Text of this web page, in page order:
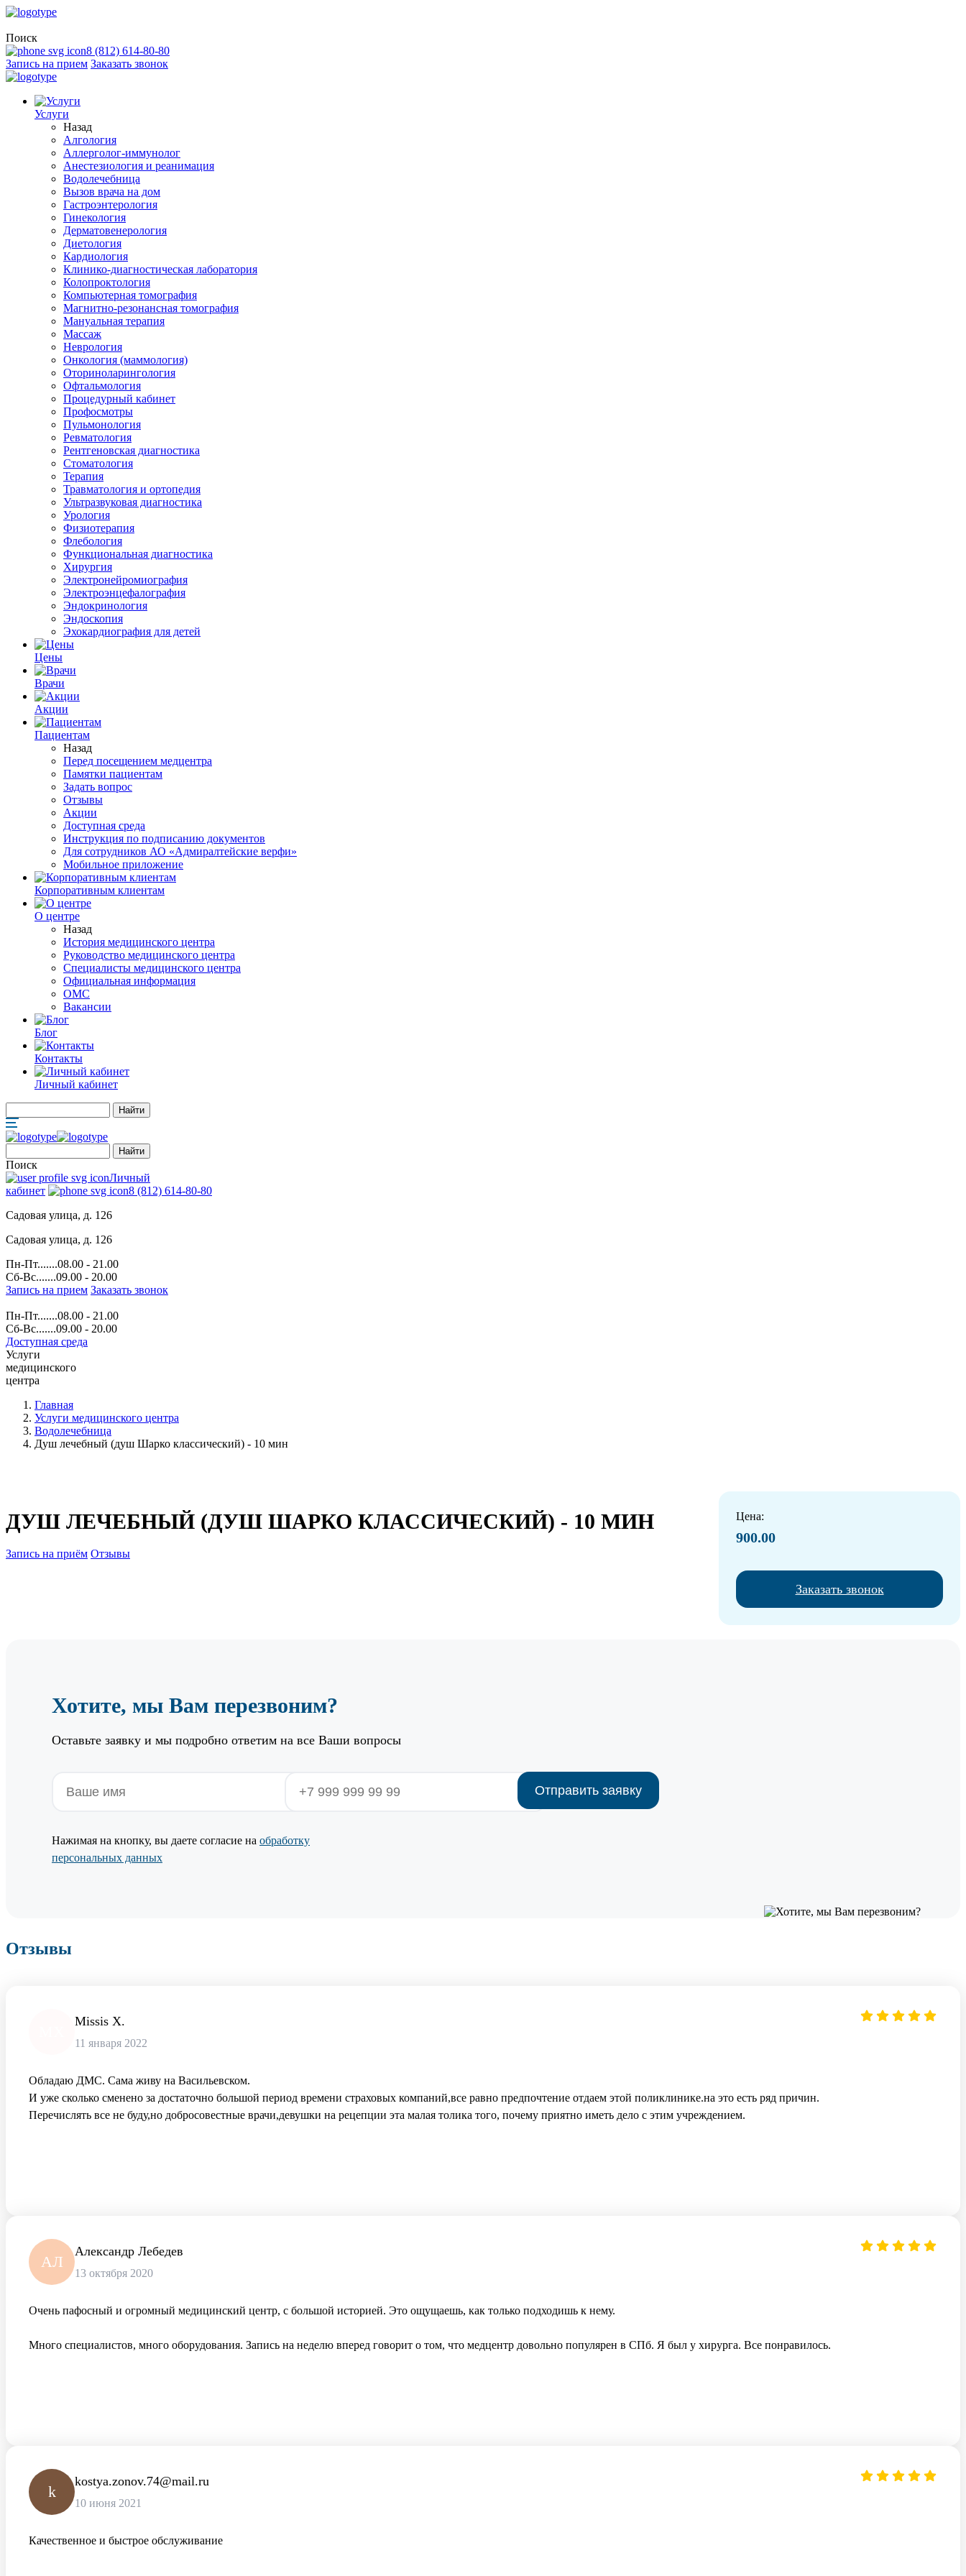
Поиск
8 (812) 614-80-80
Запись на прием Заказать звонок
Услуги
Назад
Алгология
Аллерголог-иммунолог
Анестезиология и реанимация
Водолечебница
Вызов врача на дом
Гастроэнтерология
Гинекология
Дерматовенерология
Диетология
Кардиология
Клинико-диагностическая лаборатория
Колопроктология
Компьютерная томография
Магнитно-резонансная томография
Мануальная терапия
Массаж
Неврология
Онкология (маммология)
Оториноларингология
Офтальмология
Процедурный кабинет
Профосмотры
Пульмонология
Ревматология
Рентгеновская диагностика
Стоматология
Терапия
Травматология и ортопедия
Ультразвуковая диагностика
Урология
Физиотерапия
Флебология
Функциональная диагностика
Хирургия
Электронейромиография
Электроэнцефалография
Эндокринология
Эндоскопия
Эхокардиография для детей
Цены
Врачи
Акции
Пациентам
Назад
Перед посещением медцентра
Памятки пациентам
Задать вопрос
Отзывы
Акции
Доступная среда
Инструкция по подписанию документов
Для сотрудников АО «Адмиралтейские верфи»
Мобильное приложение
Корпоративным клиентам
О центре
Назад
История медицинского центра
Руководство медицинского центра
Специалисты медицинского центра
Официальная информация
ОМС
Вакансии
Блог
Контакты
Личный кабинет
Поиск
Личный
кабинет
8 (812) 614-80-80
Садовая улица, д. 126
Садовая улица, д. 126
Пн-Пт.......08.00 - 21.00
Сб-Вс.......09.00 - 20.00
Запись на прием Заказать звонок
Пн-Пт.......08.00 - 21.00
Сб-Вс.......09.00 - 20.00
Доступная среда
Услуги
медицинского
центра
Главная
Услуги медицинского центра
Водолечебница
Душ лечебный (душ Шарко классический) - 10 мин
ДУШ ЛЕЧЕБНЫЙ (ДУШ ШАРКО КЛАССИЧЕСКИЙ) - 10 МИН
Запись на приём Отзывы
Цена:
900.00
Заказать звонок
Хотите, мы Вам перезвоним?
Оставьте заявку и мы подробно ответим на все Ваши вопросы
Нажимая на кнопку, вы даете согласие на обработку
персональных данных
Отзывы
Missis X.
11 января 2022
Обладаю ДМС. Сама живу на Васильевском.
И уже сколько сменено за достаточно большой период времени страховых компаний,все равно предпочтение отдаем этой поликлинике.на это есть ряд причин.
Перечислять все не буду,но добросовестные врачи,девушки на рецепции эта малая толика того, почему приятно иметь дело с этим учреждением.
АЛ
Александр Лебедев
13 октября 2020
Очень пафосный и огромный медицинский центр, с большой историей. Это ощущаешь, как только подходишь к нему.
Много специалистов, много оборудования. Запись на неделю вперед говорит о том, что медцентр довольно популярен в СПб. Я был у хирурга. Все понравилось.
k
kostya.zonov.74@mail.ru
10 июня 2021
Качественное и быстрое обслуживание